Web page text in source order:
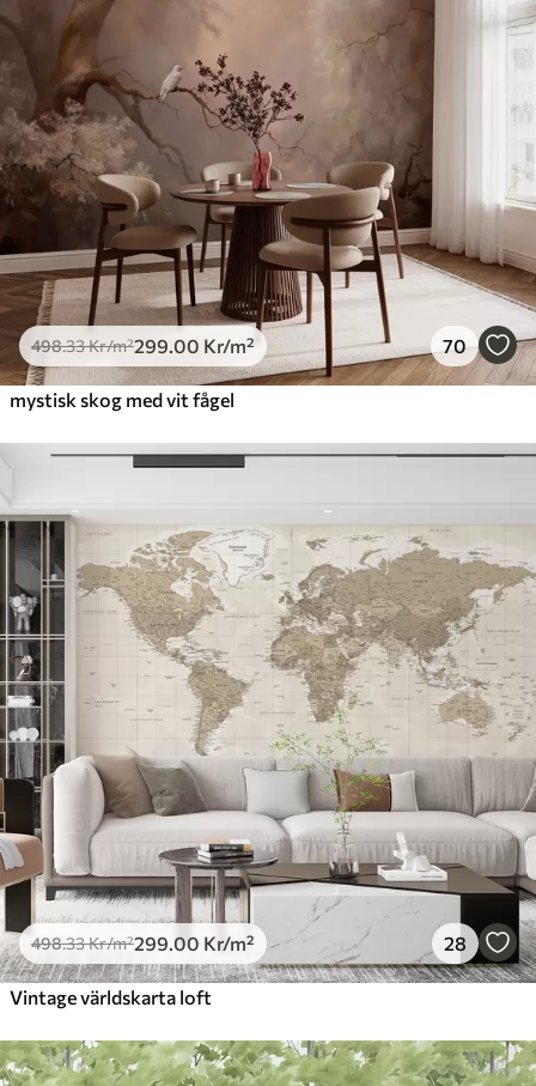
498.33Kr/m²299 .00 Kr/m² 70
mystisk skog med vit fågel
498.33Kr/m²299 .00 Kr/m² 28
Vintage världskarta loft